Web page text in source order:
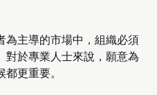
為主導的市場中，組織必須
對於專業人士來說，願意為
更重要。